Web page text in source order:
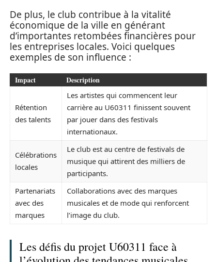
De plus, le club contribue à la vitalité
économique de la ville en générant
d’importantes retombées financières pour
les entreprises locales. Voici quelques
exemples de son influence :
Impact Description
Rétention
des talents
Les artistes qui commencent leur
carrière au U60311 finissent souvent
par jouer dans des festivals
internationaux.
Célébrations
locales
Le club est au centre de festivals de
musique qui attirent des milliers de
participants.
Partenariats
avec des
marques
Collaborations avec des marques
musicales et de mode qui renforcent
l’image du club.
Les défis du projet U60311 face à